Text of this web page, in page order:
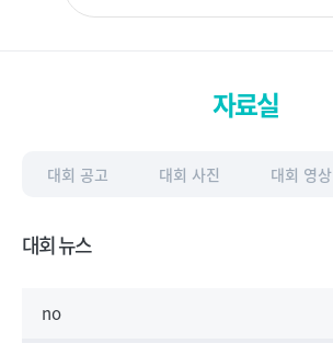
자료실
대회 공고 대회 사진 대회 영상
대회 뉴스
no